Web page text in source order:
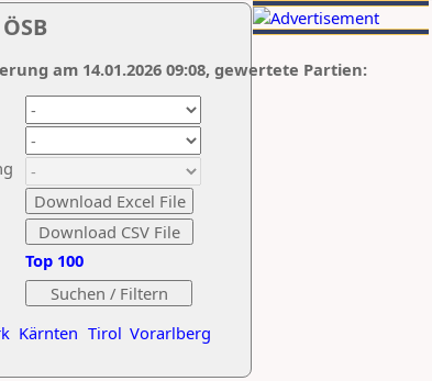
Kärnten Tirol Vorarlberg
Top 100
am 14.01.2026 09:08, gewertete Partien: